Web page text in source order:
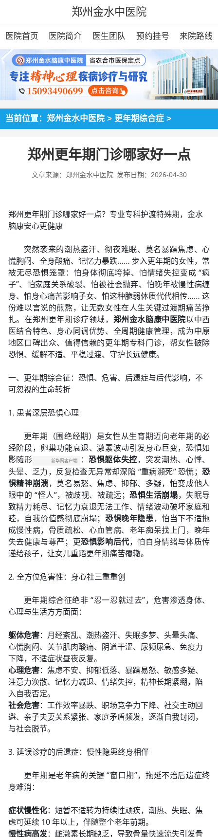
郑州金水中医院
医院首页 医院简介 医生团队 预约挂号 来院路线
当前位置：郑州金水中医院 > 更年期综合症 >
郑州更年期门诊哪家好一点
文章来源：郑州金水中医院 发布日期：2026-04-30
郑州更年期门诊哪家好一点？专业专科护渡特殊期，金水
脑康安心更健康
突然袭来的潮热盗汗、彻夜难眠、莫名暴躁焦虑、心
慌胸闷、全身酸痛、记忆力暴跌…… 步入更年期的女性，常
被无尽恐惧笼罩：怕身体彻底垮掉、怕情绪失控变成 “疯
子”、怕家庭关系破裂、怕被社会抛弃、怕晚年被慢性病缠
身、怕身心痛苦影响子女、怕这种脆弱体质代代相传…… 这
份难以言说的煎熬，让无数女性在人生关键过渡期痛苦挣
扎。在郑州更年期诊疗领域， 郑州金水脑康中医院以中西
医结合特色、身心同调优势、全周期健康管理，成为中原
地区口碑出众、值得信赖的更年期专科门诊，帮女性破除
恐惧、缓解不适、平稳过渡、守护长远健康。
一、更年期综合征：恐惧、危害、后遗症与后代影响，不
可忽视的生命转折
1. 患者深层恐惧心理
更年期（围绝经期）是女性从生育期迈向老年期的必
经阶段，卵巢功能衰退、激素波动引发身心巨变，恐惧如
影随形
新华网客户端 ：恐惧躯体失控，突发潮热、心悸、
头晕、乏力，反复检查无异常却深陷 “重病濒死” 恐慌； 恐
惧精神崩溃，莫名易怒、焦虑、抑郁、多疑，怕变成他人
眼中的 “怪人”，被歧视、被疏远； 恐惧生活崩塌，失眠导
致精力耗尽、记忆力衰退无法工作、情绪波动破坏家庭和
睦，自我价值感彻底崩塌； 恐惧晚年隐患，怕当下不适拖
成慢性病，骨质疏松、心血管病、老年痴呆找上门，晚年
失去健康与尊严；更恐惧影响后代，怕自身情绪与体质传
递给孩子，让女儿重蹈更年期痛苦覆辙。
2. 全方位危害性：身心社三重重创
更年期综合征绝非 “忍一忍就过去”，危害渗透身体、
心理与生活方方面面：
躯体危害：月经紊乱、潮热盗汗、失眠多梦、头晕头痛、
心慌胸闷、关节肌肉酸痛、阴道干涩、尿频尿急、免疫力
下降，不适症状昼夜反复。
心理危害：焦虑不安、抑郁低落、暴躁易怒、敏感多疑、
注意力涣散、记忆力减退、情绪失控，精神长期紧绷，陷
入自我否定。
社会危害：工作效率暴跌、职场竞争力下降、社交主动回
避、亲子夫妻关系紧张、家庭矛盾频发，逐渐自我封闭，
与社会脱节。
3. 延误诊疗的后遗症：慢性隐患终身相伴
更年期是老年病的关键 “窗口期”，拖延不治后遗症终
身难消：
症状慢性化：短暂不适转为持续性顽疾，潮热、失眠、焦
虑可延续 10 年以上，伴随整个老年前期。
慢性病高发：雌激素长期缺乏，导致骨量快速流失引发骨